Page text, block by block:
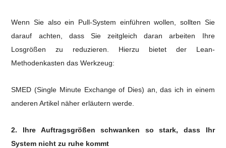
Wenn Sie also ein Pull-System einführen wollen, sollten Sie
darauf achten, dass Sie zeitgleich daran arbeiten Ihre
Losgrößen zu reduzieren. Hierzu bietet der Lean-
Methodenkasten das Werkzeug:
SMED (Single Minute Exchange of Dies) an, das ich in einem
anderen Artikel näher erläutern werde.
2. Ihre Auftragsgrößen schwanken so stark, dass Ihr
System nicht zu ruhe kommt